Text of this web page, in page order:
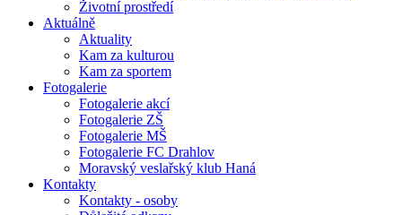
Životní prostředí
Aktuálně
Aktuality
Kam za kulturou
Kam za sportem
Fotogalerie
Fotogalerie akcí
Fotogalerie ZŠ
Fotogalerie MŠ
Fotogalerie FC Drahlov
Moravský veslařský klub Haná
Kontakty
Kontakty - osoby